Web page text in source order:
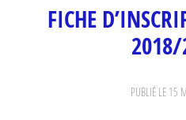
FICHE
PUBLIÉ LE 15